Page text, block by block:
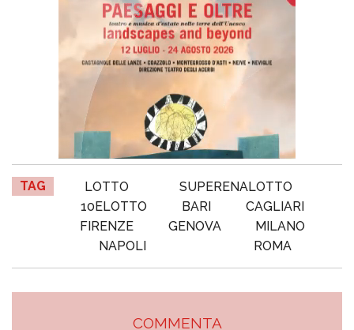
TAG LOTTO
SUPERENALOTTO
10ELOTTO
BARI
CAGLIARI
FIRENZE
GENOVA
MILANO
NAPOLI
ROMA
COMMENTA